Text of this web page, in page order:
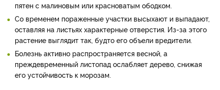
пятен с малиновым или красноватым ободком.
Со временем пораженные участки высыхают и выпадают,
оставляя на листьях характерные отверстия. Из-за этого
растение выглядит так, будто его объели вредители.
Болезнь активно распространяется весной, а
преждевременный листопад ослабляет дерево, снижая
его устойчивость к морозам.